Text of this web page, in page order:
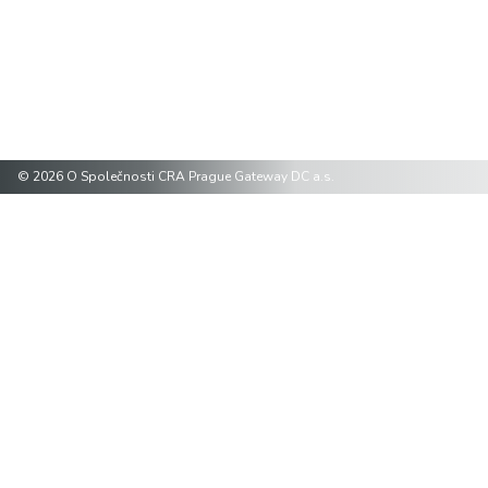
© 2026 O Společnosti CRA Prague Gateway DC a.s.